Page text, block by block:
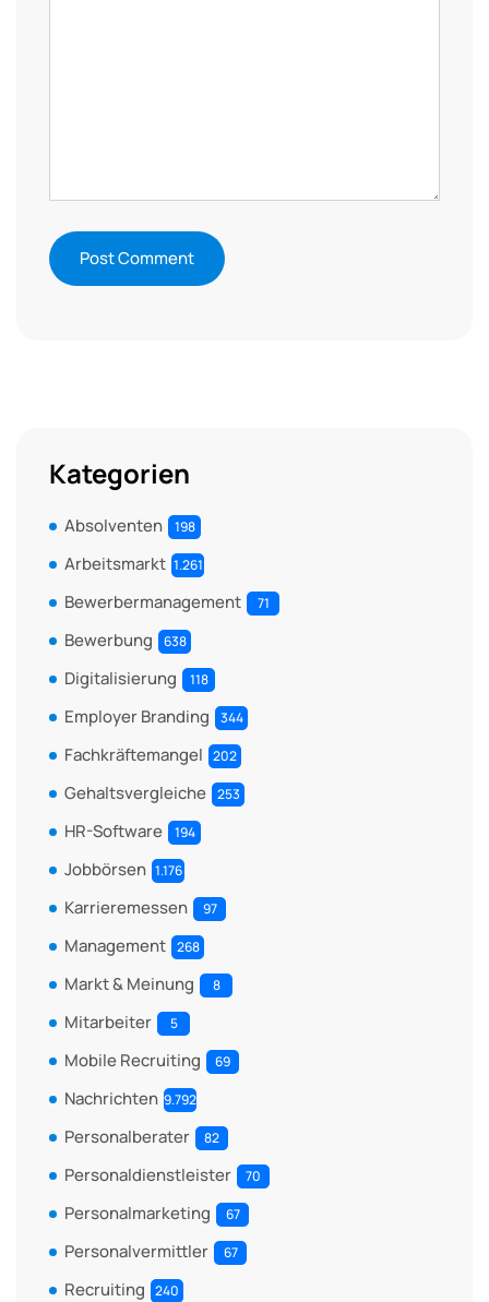
Kategorien
Absolventen 198
Arbeitsmarkt 1.261
Bewerbermanagement 71
Bewerbung 638
Digitalisierung 118
Employer Branding 344
Fachkräftemangel 202
Gehaltsvergleiche 253
HR-Software 194
Jobbörsen 1.176
Karrieremessen 97
Management 268
Markt & Meinung 8
Mitarbeiter 5
Mobile Recruiting 69
Nachrichten 9.792
Personalberater 82
Personaldienstleister 70
Personalmarketing 67
Personalvermittler 67
Recruiting 240